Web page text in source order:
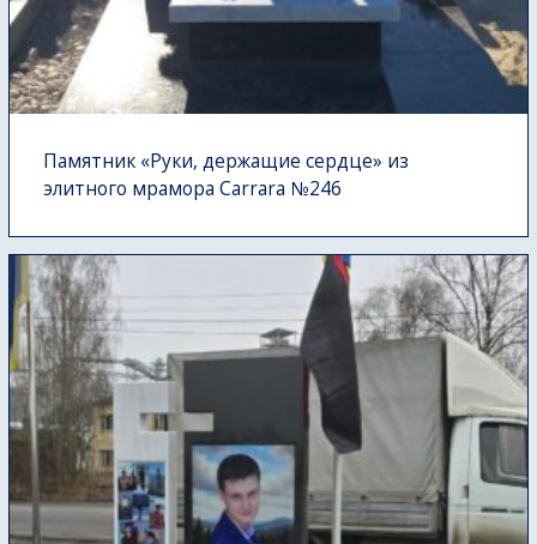
Памятник «Руки, держащие сердце» из
элитного мрамора Carrara №246